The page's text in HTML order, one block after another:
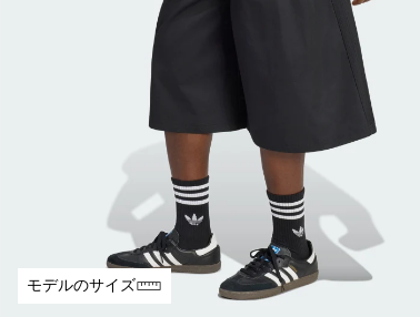
モデルのサイズ